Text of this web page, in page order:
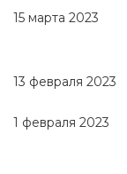
15 марта 2023
13 февраля 2023
1 февраля 2023